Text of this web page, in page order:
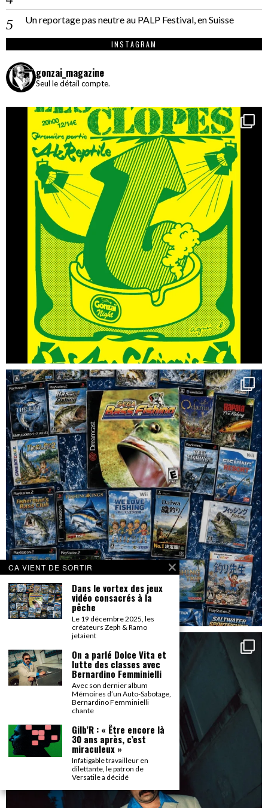
Un reportage pas neutre au PALP Festival, en Suisse
INSTAGRAM
gonzai_magazine
Seul le détail compte.
CA VIENT DE SORTIR
Dans le vortex des jeux
vidéo consacrés à la
pêche
Le 19 décembre 2025, les
créateurs Zeph & Ramo
jetaient
On a parlé Dolce Vita et
lutte des classes avec
Bernardino Femminielli
Avec son dernier album
Mémoires d’un Auto-Sabotage,
Bernardino Femminielli
chante
Gilb’R : « Être encore là
30 ans après, c’est
miraculeux »
Infatigable travailleur en
dilettante, le patron de
Versatile a décidé